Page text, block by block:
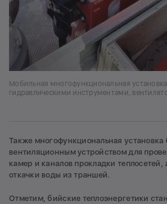
Мобильная многофункциональная
гидравлическими инструментами,
Также многофункциональная установка
вентиляционным устройством для
камер и каналов прокладки
откачки воды из траншей.
Отметим, бийские теплоэнергетики